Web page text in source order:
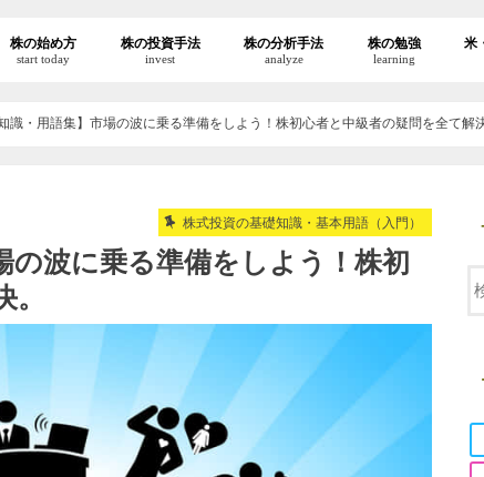
株の始め方
start today
株の投資手法
invest
株の分析手法
analyze
株の勉強
learning
米
識・用語集】市場の波に乗る準備をしよう！株初心者と中級者の疑問を全て解
株式投資の基礎知識・基本用語（入門）
の波に乗る準備をしよう！株初